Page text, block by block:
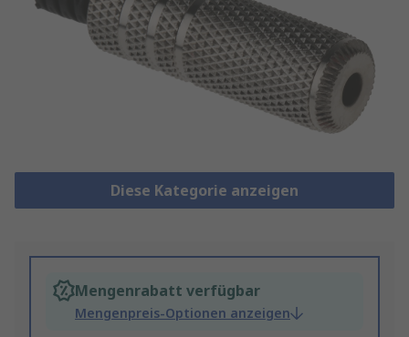
Diese Kategorie anzeigen
Mengenrabatt verfügbar
Mengenpreis-Optionen anzeigen